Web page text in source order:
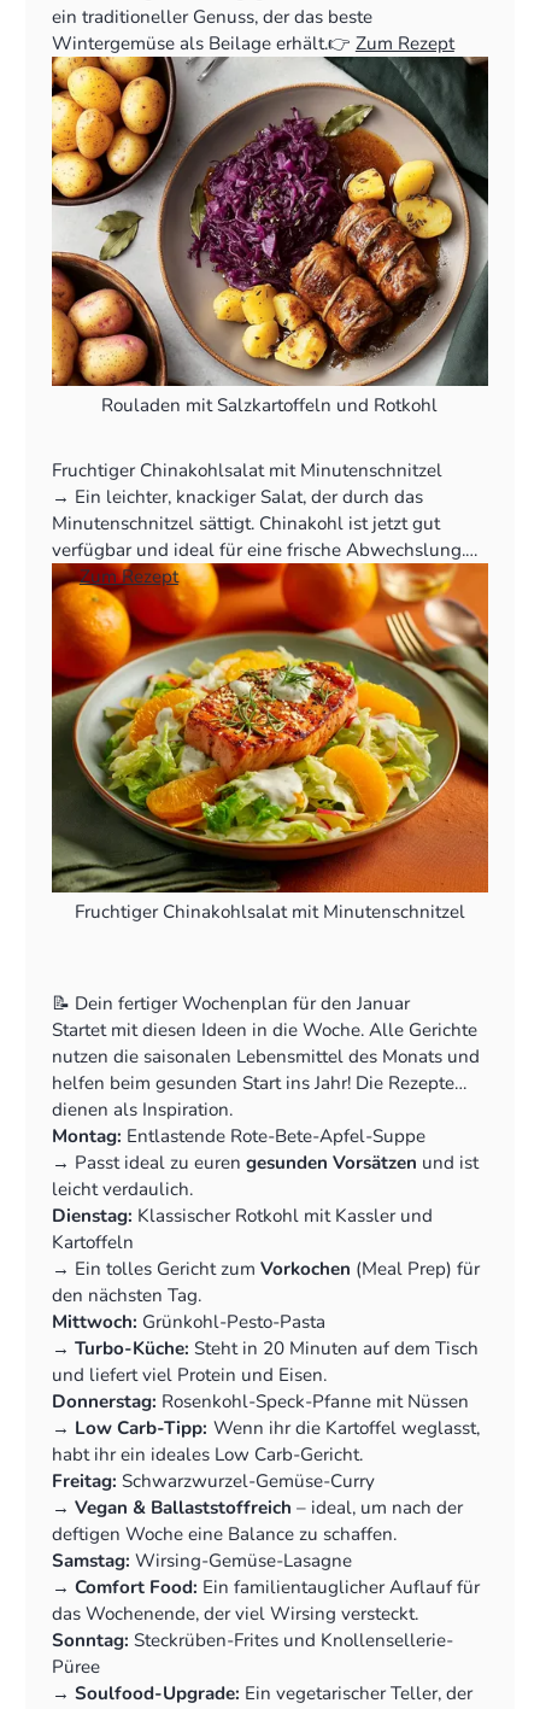
ein traditioneller Genuss, der das beste
Wintergemüse als Beilage erhält.👉 Zum Rezept
Rouladen mit Salzkartoffeln und Rotkohl
Fruchtiger Chinakohlsalat mit Minutenschnitzel
‍→ Ein leichter, knackiger Salat, der durch das
Minutenschnitzel sättigt. Chinakohl ist jetzt gut
verfügbar und ideal für eine frische Abwechslung.
👉Zum Rezept
Fruchtiger Chinakohlsalat mit Minutenschnitzel
📝 Dein fertiger Wochenplan für den Januar
Startet mit diesen Ideen in die Woche. Alle Gerichte
nutzen die saisonalen Lebensmittel des Monats und
helfen beim gesunden Start ins Jahr! Die Rezepte
dienen als Inspiration.
Montag: Entlastende Rote-Bete-Apfel-Suppe
‍→ Passt ideal zu euren gesunden Vorsätzen und ist
leicht verdaulich.
Dienstag: Klassischer Rotkohl mit Kassler und
Kartoffeln
‍→ Ein tolles Gericht zum Vorkochen (Meal Prep) für
den nächsten Tag.
Mittwoch: Grünkohl-Pesto-Pasta
‍→ Turbo-Küche: Steht in 20 Minuten auf dem Tisch
und liefert viel Protein und Eisen.
Donnerstag: Rosenkohl-Speck-Pfanne mit Nüssen
‍→ Low Carb-Tipp: Wenn ihr die Kartoffel weglasst,
habt ihr ein ideales Low Carb-Gericht.
Freitag: Schwarzwurzel-Gemüse-Curry
‍→ Vegan & Ballaststoffreich – ideal, um nach der
deftigen Woche eine Balance zu schaffen.
Samstag: Wirsing-Gemüse-Lasagne
‍→ Comfort Food: Ein familientauglicher Auflauf für
das Wochenende, der viel Wirsing versteckt.
Sonntag: Steckrüben-Frites und Knollensellerie-
Püree
‍→ Soulfood-Upgrade: Ein vegetarischer Teller, der